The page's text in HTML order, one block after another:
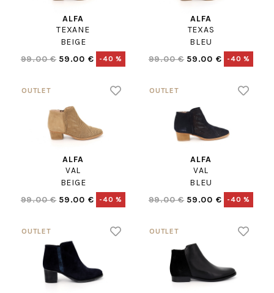
ALFA
TEXANE
BEIGE
99.00 € 59.00 € -40 %
ALFA
TEXAS
BLEU
99.00 € 59.00 € -40 %
ALFA
VAL
BEIGE
99.00 € 59.00 € -40 %
ALFA
VAL
BLEU
99.00 € 59.00 € -40 %